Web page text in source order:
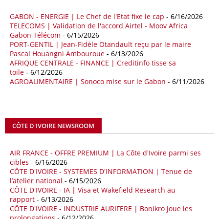
même période de 2025 pour s’établir à 36,8 milliards de dollars, en
raison notamment d’une forte hausse des exportations de l’empire du
Milieu vers le continent. Les exportations chinoises vers les pays
africains ont connu une hausse de 28 % entre le 1er janvier et le 30
avril, à 81,82 milliards de dollars. Durant la même période, les
importations chinoises en provenance du continent ont atteint 45,02
milliards de dollars, un montant en hausse de 14,5% par rapport aux
quatre premiers mois de 2025.
Les deux pays veulent accélérer leurs projets gaziers communs, afin
de sécuriser davantage les approvisionnements énergétiques en
géopolitiques internationales et des perturbations sur le marché
mondial du gaz. Réunis à Rome le jeudi 7 mai, la Première ministre
italienne Giorgia Meloni, et le chef du gouvernement libyen
Abdulhamid Dbeibah, ont affiché leur volonté de renforcer la
coopération et les investissements dans le secteur énergétique. Cette
séquence survient alors que Rome cherche à réduire son exposition
aux chocs affectant les flux mondiaux de l’énergie.
GABON - ENERGIE | Le Chef de l'Etat fixe le cap - 6/16/2026
TELECOMS | Validation de l'accord Airtel - Moov Africa
Gabon Télécom - 6/15/2026
PORT-GENTIL | Jean-Fidèle Otandault reçu par le maire
Pascal Houangni Ambouroue - 6/13/2026
AFRIQUE CENTRALE - FINANCE | Creditinfo tisse sa
toile - 6/12/2026
AGROALIMENTAIRE | Sonoco mise sur le Gabon - 6/11/2026
CÔTE D'IVOIRE NEWSROOM
AIR FRANCE - OFFRE PREMIUM | La Côte d'Ivoire parmi ses
cibles - 6/16/2026
CÔTE D'IVOIRE - SYSTEMES D'INFORMATION | Tenue de
l’atelier national - 6/15/2026
CÔTE D'IVOIRE - IA | Visa et Wakefield Research au
rapport - 6/13/2026
CÔTE D'IVOIRE - INDUSTRIE AURIFERE | Bonikro joue les